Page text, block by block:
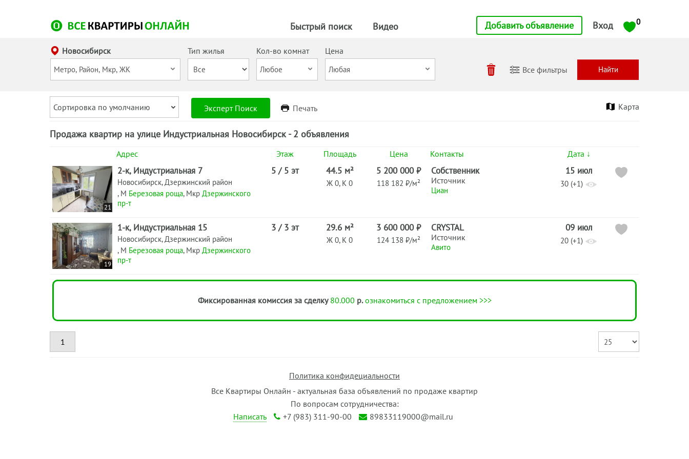
Быстрый поиск Видео Добавить объявление Вход 0
Новосибирск Тип жилья Кол-во комнат
Цена
Все фильтры
Сортировка по умолчанию Эксперт Поиск Печать Карта
Продажа квартир на улице Индустриальная Новосибирск - 2 объявления
Адрес Этаж Площадь Цена Контакты Дата ↓
21
2-к, Индустриальная 7
Новосибирск, Дзержинский район
, М Березовая роща, Мкр Дзержинского
пр-т
5 / 5 эт 44.5 м²
Ж 0, К 0
5 200 000 ₽
118 182 ₽/м²
Собственник
Источник
Циан
15 июл
30 (+1)
19
1-к, Индустриальная 15
Новосибирск, Дзержинский район
, М Березовая роща, Мкр Дзержинского
пр-т
3 / 3 эт 29.6 м²
Ж 0, К 0
3 600 000 ₽
124 138 ₽/м²
CRYSTAL
Источник
Авито
09 июл
20 (+1)
Фиксированная комиссия за сделку 80.000 р. ознакомиться с предложением >>>
1
Политика конфидециальности
Все Квартиры Онлайн - актуальная база объявлений по продаже квартир
По вопросам сотрудничества:
Написать
+7 (983) 311-90-00 89833119000@mail.ru